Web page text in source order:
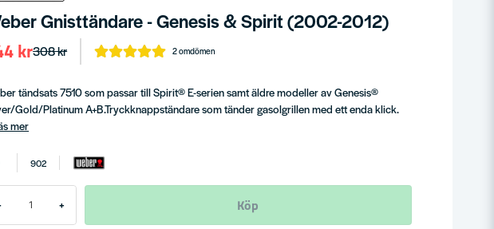
Gnisttändare - Genesis & Spirit (2002-2012)
308 kr
kr 2 omdömen
tändsats 7510 som passar till Spirit® E-serien samt äldre modeller av Genesis®
Gold/Platinum A+B.Tryckknappständare som tänder gasolgrillen med ett enda klick.
mer
902
+ Köp